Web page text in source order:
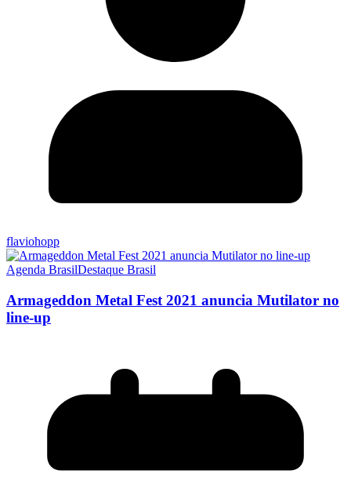
flaviohopp
Agenda BrasilDestaque Brasil
Armageddon Metal Fest 2021 anuncia Mutilator no
line-up